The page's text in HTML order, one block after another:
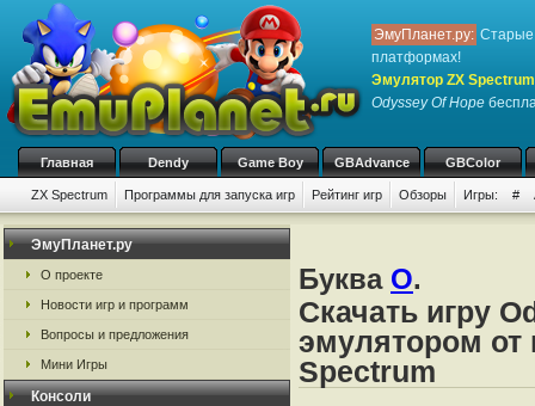
ЭмуПланет.ру: Старые
платформах!
Эмулятор ZX
Odyssey Of Hope
Главная Dendy Game Boy GBAdvance GBColor
ZX Spectrum Программы для запуска игр Рейтинг игр Обзоры Игры: #
ЭмуПланет.ру
О проекте
Новости игр и программ
Вопросы и предложения
Мини Игры
Консоли
Буква O.
Скачать игру
эмулятором от
Spectrum